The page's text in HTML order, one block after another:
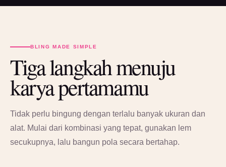
BLING MADE SIMPLE
Tiga langkah menuju
karya pertamamu
Tidak perlu bingung dengan terlalu banyak ukuran dan
alat. Mulai dari kombinasi yang tepat, gunakan lem
secukupnya, lalu bangun pola secara bertahap.